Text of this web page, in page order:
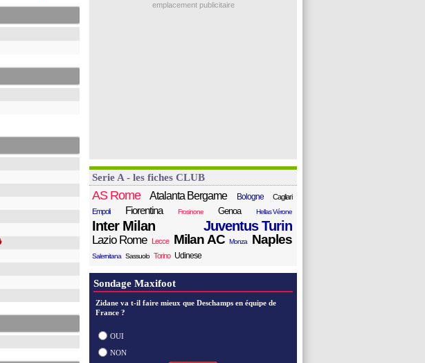
emplacement publicitaire
Serie A - les fiches CLUB
AS Rome Atalanta Bergame Bologne
Cagliari
Empoli
Fiorentina Frosinone Genoa Hellas Vérone
Inter Milan Juventus Turin
Lazio Rome Lecce Milan AC Monza Naples
Salernitana Sassuolo Torino Udinese
Sondage Maxifoot
Zidane va t-il faire mieux que Deschamps en équipe de
France ?
OUI
NON